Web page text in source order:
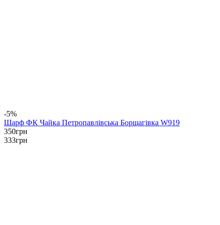
-5%
Шарф ФК Чайка Петропавлівська Борщагівка W919
350грн
333грн